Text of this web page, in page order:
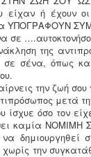
είχαν ή έχουν
ΥΠΟΓΡΑΦΟΥΝ
σε
της
σε σένα, όπως
την ζωή
μετά
ίσχυε όσο τον
καμία ΝΟΜΙΜΗ
δημιουργηθεί
την